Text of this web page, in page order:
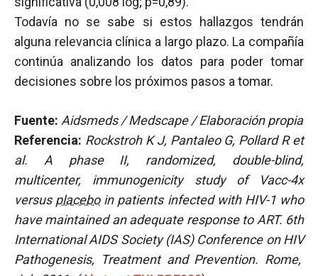
Todavía no se sabe si estos hallazgos tendrán
alguna relevancia clínica a largo plazo. La compañía
continúa analizando los datos para poder tomar
decisiones sobre los próximos pasos a tomar.
Fuente: Aidsmeds / Medscape / Elaboración propia
Referencia: Rockstroh K J, Pantaleo G, Pollard R et
al. A phase II, randomized, double-blind,
multicenter, immunogenicity study of Vacc-4x
versus placeboin patients infected with HIV-1 who
have maintained an adequate response to ART. 6th
International AIDS Society (IAS) Conference on HIV
Pathogenesis, Treatment and Prevention. Rome,